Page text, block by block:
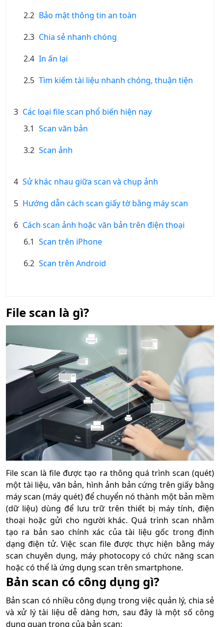
2.2 Bảo mật thông tin an toàn
2.3 Chia sẻ nhanh chóng
2.4 In ấn lại
2.5 Tìm kiếm tài liệu nhanh chóng, thuận tiện
3 Các loại file scan phổ biến hiện nay
3.1 Scan văn bản
3.2 Scan ảnh
4 Sử khác nhau giữa scan và chụp ảnh
5 Hướng dẫn cách scan giấy tờ bằng máy scan
6 Cách scan ảnh hoặc văn bản trên điện thoại
6.1 Scan trên iPhone
6.2 Scan trên Android
File scan là gì?
File scan là file được tạo ra thông quá trình scan (quét)
một tài liệu, văn bản, hình ảnh bản cứng trên giấy bằng
máy scan (máy quét) để chuyển nó thành một bản mềm
(dữ liệu) dùng để lưu trữ trên thiết bị máy tính, điện
thoại hoặc gửi cho người khác. Quá trình scan nhằm
tạo ra bản sao chính xác của tài liệu gốc trong định
dạng điện tử. Việc scan file được thực hiện bằng máy
scan chuyên dụng, máy photocopy có chức năng scan
hoặc có thể là ứng dụng scan trên smartphone.
Bản scan có công dụng gì?
Bản scan có nhiều công dụng trong việc quản lý, chia sẻ
và xử lý tài liệu dễ dàng hơn, sau đây là một số công
dụng quan trọng của bản scan: